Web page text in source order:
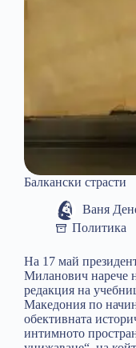
Балкански страсти
Ваня
Политика
На 17 май
Миланович нарече
редакция на
Македония по
обективната
интимното